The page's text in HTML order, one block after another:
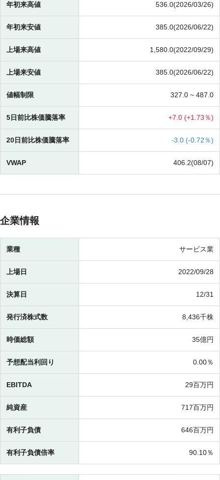
年初来高値 536.0(2026/03/26)
年初来安値 385.0(2026/06/22)
上場来高値 1,580.0(2022/09/29)
上場来安値 385.0(2026/06/22)
値幅制限 327.0 ~ 487.0
5日前比株価騰落率 +7.0 (+1.73％)
20日前比株価騰落率 -3.0 (-0.72％)
VWAP 406.2(08/07)
企業情報
業種 サービス業
上場日 2022/09/28
決算日 12/31
発行済株式数 8,436千株
時価総額 35億円
予想配当利回り 0.00％
EBITDA 29百万円
純資産 717百万円
有利子負債 646百万円
有利子負債倍率 90.10％